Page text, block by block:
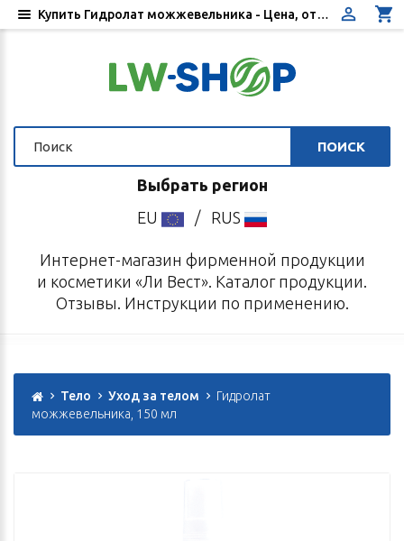
ПОИСК
Выбрать регион
EU
/ RUS
Интернет-магазин фирменной продукции
и косметики «Ли Вест». Каталог продукции.
Отзывы. Инструкции по применению.
Тело Уход за телом
Гидролат
можжевельника, 150 мл
Купить Гидролат можжевельника - Цена, отзывы, инструкция по применению - Интернет-магазин «Ли Вест»